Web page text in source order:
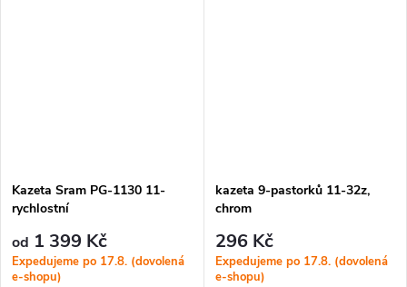
Kazeta Sram PG-1130 11-
rychlostní
od 1 399 Kč
Expedujeme po 17.8. (dovolená
e-shopu)
kazeta 9-pastorků 11-32z,
chrom
296 Kč
Expedujeme po 17.8. (dovolená
e-shopu)